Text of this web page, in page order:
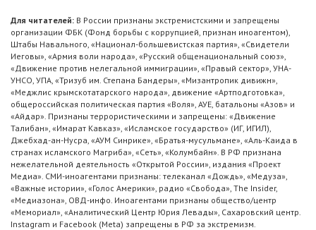
Для читателей: В России признаны экстремистскими и запрещены
организации ФБК (Фонд борьбы с коррупцией, признан иноагентом),
Штабы Навального, «Национал-большевистская партия», «Свидетели
Иеговы», «Армия воли народа», «Русский общенациональный союз»,
«Движение против нелегальной иммиграции», «Правый сектор», УНА-
УНСО, УПА, «Тризуб им. Степана Бандеры», «Мизантропик дивижн»,
«Меджлис крымскотатарского народа», движение «Артподготовка»,
общероссийская политическая партия «Воля», АУЕ, батальоны «Азов» и
«Айдар». Признаны террористическими и запрещены: «Движение
Талибан», «Имарат Кавказ», «Исламское государство» (ИГ, ИГИЛ),
Джебхад-ан-Нусра, «АУМ Синрике», «Братья-мусульмане», «Аль-Каида в
странах исламского Магриба», «Сеть», «Колумбайн». В РФ признана
нежелательной деятельность «Открытой России», издания «Проект
Медиа». СМИ-иноагентами признаны: телеканал «Дождь», «Медуза»,
«Важные истории», «Голос Америки», радио «Свобода», The Insider,
«Медиазона», ОВД-инфо. Иноагентами признаны общество/центр
«Мемориал», «Аналитический Центр Юрия Левады», Сахаровский центр.
Instagram и Facebook (Metа) запрещены в РФ за экстремизм.